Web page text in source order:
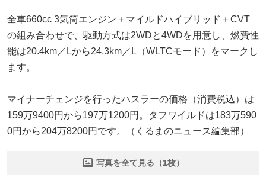
全車660cc 3気筒エンジン＋マイルドハイブリッド＋CVT
の組み合わせで、駆動方式は2WDと4WDを用意し、燃費性
能は20.4km／Lから24.3km／L（WLTCモード）をマークし
ます。
マイナーチェンジを行ったハスラーの価格（消費税込）は
159万9400円から197万1200円。タフワイルドは183万590
0円から204万8200円です。（くるまのニュース編集部）
写真を全て見る（1枚）